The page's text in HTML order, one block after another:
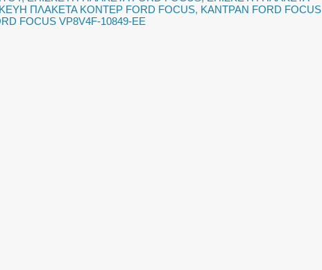
ΠΛΑΚΕΤΑ ΚΟΝΤΕΡ FORD FOCUS, ΚΑΝΤΡΑΝ FORD FOCUS
FOCUS VP8V4F-10849-EE